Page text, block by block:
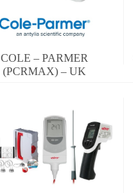
COLE – PARMER
(PCRMAX) – UK